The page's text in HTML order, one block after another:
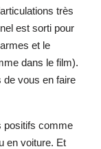
très
est sorti pour
et le
dans le film).
de vous en faire
positifs comme
en voiture. Et